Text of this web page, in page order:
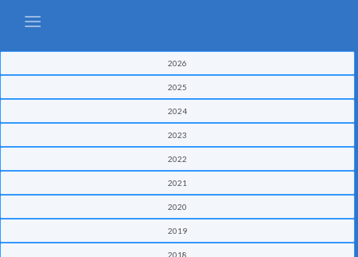
2026
2025
2024
2023
2022
2021
2020
2019
2018